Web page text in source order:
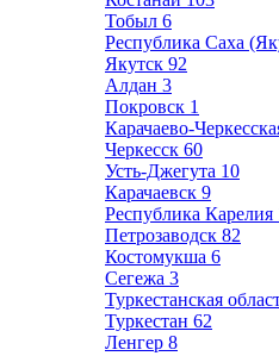
Тобыл 6
Республика Саха
Якутск 92
Алдан 3
Покровск 1
Карачаево-
Черкесск 60
Усть-Джегута 10
Карачаевск 9
Республика Карелия
Петрозаводск 82
Костомукша 6
Сегежа 3
Туркестанская
Туркестан 62
Ленгер 8